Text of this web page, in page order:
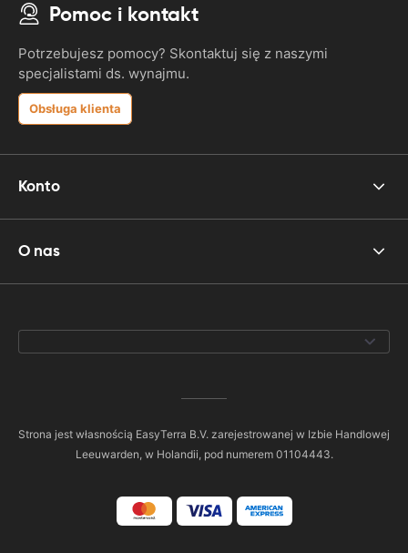
Pomoc i kontakt
Potrzebujesz pomocy? Skontaktuj się z naszymi
specjalistami ds. wynajmu.
Obsługa klienta
Konto
O nas
Strona jest własnością EasyTerra B.V. zarejestrowanej w Izbie Handlowej
Leeuwarden, w Holandii, pod numerem 01104443.